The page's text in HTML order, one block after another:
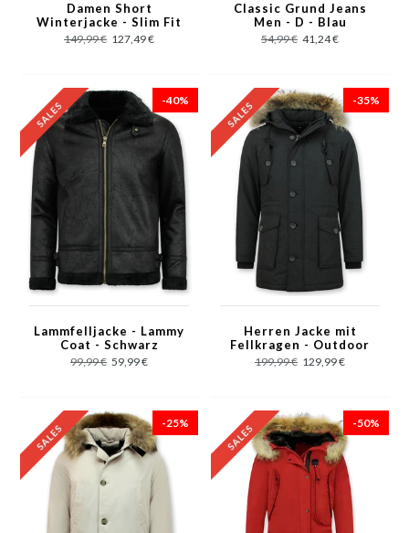
Damen Short
Winterjacke - Slim Fit
- Mit Pelzkragen -
Schwarz
149,99 € 127,49 €
Classic Grund Jeans
Men - D - Blau
54,99 € 41,24 €
-40%
Lammfelljacke - Lammy
Coat - Schwarz
99,99 € 59,99 €
-35%
Herren Jacke mit
Fellkragen - Outdoor
Parka - Schwarz
199,99 € 129,99 €
-25% -50%